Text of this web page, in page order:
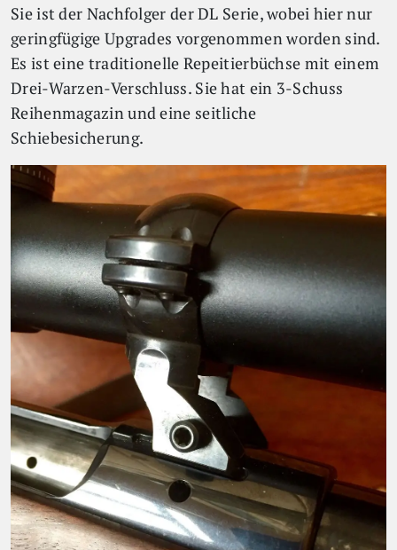
Sie ist der Nachfolger der DL Serie, wobei hier nur
geringfügige Upgrades vorgenommen worden sind.
Es ist eine traditionelle Repeitierbüchse mit einem
Drei-Warzen-Verschluss. Sie hat ein 3-Schuss
Reihenmagazin und eine seitliche
Schiebesicherung.